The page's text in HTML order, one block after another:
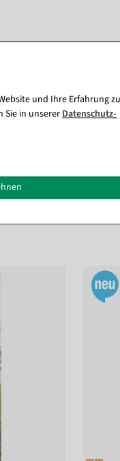
und Ihre Erfahrung zu
Sie in unsererDaten­schutz­